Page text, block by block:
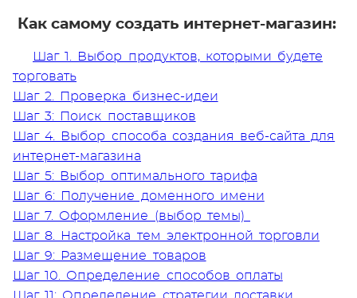
Как самому создать интернет-магазин:
Шаг 1. Выбор продуктов, которыми будете
торговать
Шаг 2. Проверка бизнес-идеи
Шаг 3: Поиск поставщиков
Шаг 4. Выбор способа создания веб-сайта для
интернет-магазина
Шаг 5: Выбор оптимального тарифа
Шаг 6: Получение доменного имени
Шаг 7. Оформление (выбор темы)
Шаг 8. Настройка тем электронной торговли
Шаг 9: Размещение товаров
Шаг 10. Определение способов оплаты
Шаг 11: Определение стратегии доставки